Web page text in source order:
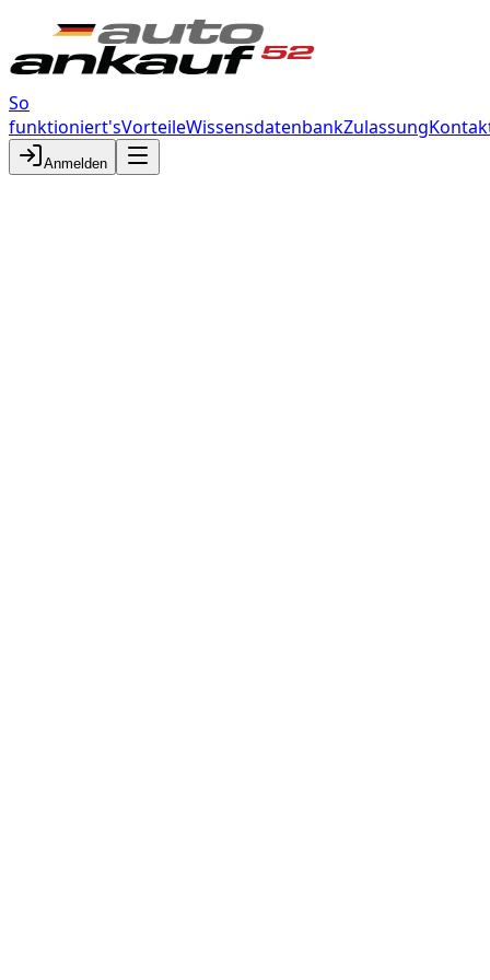
So
funktioniert'sVorteileWissensdatenbankZulassung
Anmelden